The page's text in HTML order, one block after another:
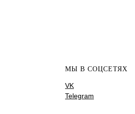
МЫ В СОЦСЕТЯХ
VK
Telegram